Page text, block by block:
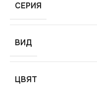
СЕРИЯ
ВИД
ЦВЯТ